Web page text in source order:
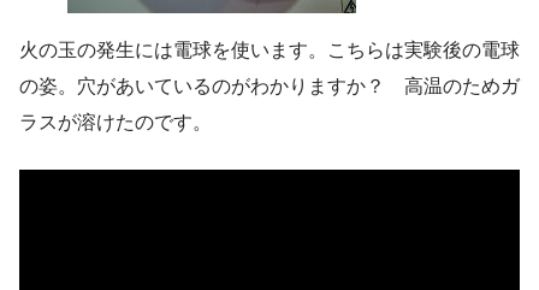
火の玉の発生には電球を使います。こちらは実験後の電球
の姿。穴があいているのがわかりますか？ 高温のためガ
ラスが溶けたのです。